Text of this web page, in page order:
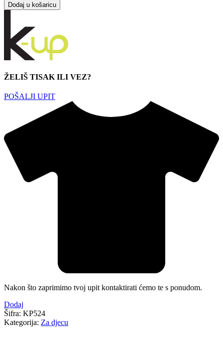
Dodaj u košaricu
ŽELIŠ TISAK ILI VEZ?
POŠALJI UPIT
Nakon što zaprimimo tvoj upit kontaktirati ćemo te s ponudom.
Dodaj
Šifra: KP524
Kategorija: Za djecu